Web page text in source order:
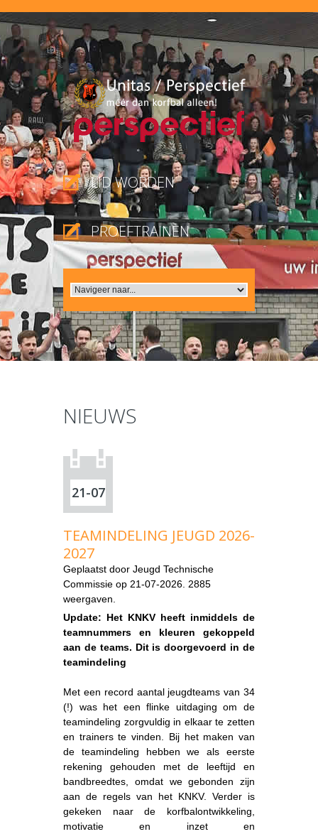
LID WORDEN
PROEFTRAINEN
NIEUWS
21-07
TEAMINDELING JEUGD 2026-
2027
Geplaatst door Jeugd Technische
Commissie op 21-07-2026. 2885
weergaven.
Update: Het KNKV heeft inmiddels de
teamnummers en kleuren gekoppeld
aan de teams. Dit is doorgevoerd in de
teamindeling
Met een record aantal jeugdteams van 34
(!) was het een flinke uitdaging om de
teamindeling zorgvuldig in elkaar te zetten
en trainers te vinden. Bij het maken van
de teamindeling hebben we als eerste
rekening gehouden met de leeftijd en
bandbreedtes, omdat we gebonden zijn
aan de regels van het KNKV. Verder is
gekeken naar de korfbalontwikkeling,
motivatie en inzet en